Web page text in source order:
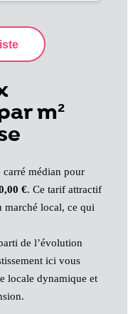
m²
carré médian pour
€. Ce tarif attractif
marché local, ce qui
de l’évolution
ici vous
locale dynamique et